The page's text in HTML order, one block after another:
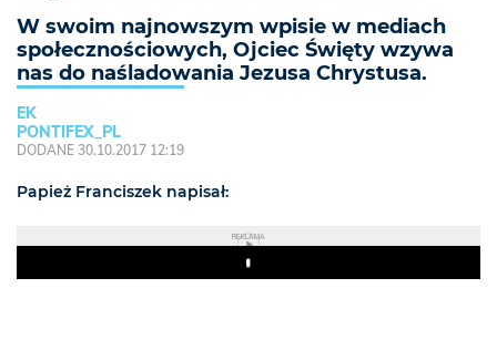
W swoim najnowszym wpisie w mediach
społecznościowych, Ojciec Święty wzywa
nas do naśladowania Jezusa Chrystusa.
EK
PONTIFEX_PL
DODANE 30.10.2017 12:19
Papież Franciszek napisał:
REKLAMA
Play